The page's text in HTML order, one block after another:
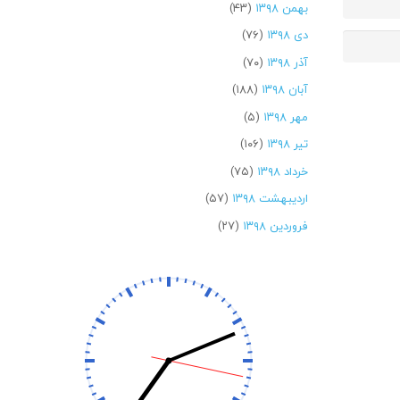
بهمن ۱۳۹۸
(۴۳)
دی ۱۳۹۸
(۷۶)
آذر ۱۳۹۸
(۷۰)
آبان ۱۳۹۸
(۱۸۸)
مهر ۱۳۹۸
(۵)
تیر ۱۳۹۸
(۱۰۶)
خرداد ۱۳۹۸
(۷۵)
اردیبهشت ۱۳۹۸
(۵۷)
فروردین ۱۳۹۸
(۲۷)